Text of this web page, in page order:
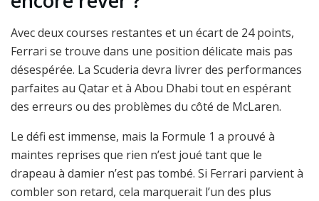
Avec deux courses restantes et un écart de 24 points,
Ferrari se trouve dans une position délicate mais pas
désespérée. La Scuderia devra livrer des performances
parfaites au Qatar et à Abou Dhabi tout en espérant
des erreurs ou des problèmes du côté de McLaren.
Le défi est immense, mais la Formule 1 a prouvé à
maintes reprises que rien n’est joué tant que le
drapeau à damier n’est pas tombé. Si Ferrari parvient à
combler son retard, cela marquerait l’un des plus